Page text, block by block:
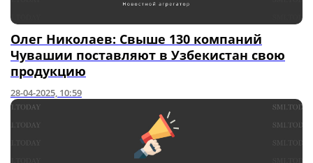
Олег Николаев: Свыше 130 компаний
Чувашии поставляют в Узбекистан свою
продукцию
28-04-2025, 10:59